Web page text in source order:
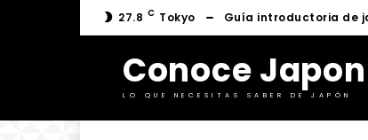
27.8 C Tokyo Guía introductoria de
Conoce Japon
LO QUE NECESITAS SABER DE JAPÓN